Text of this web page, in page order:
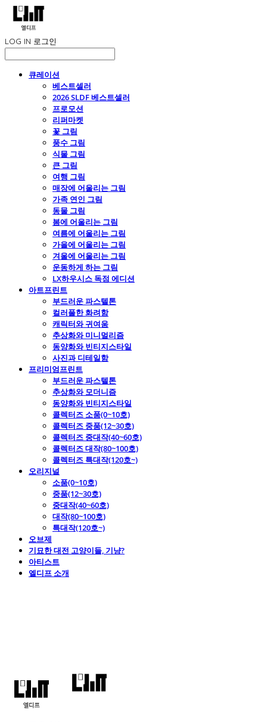
LOG IN 로그인
큐레이션
베스트셀러
2026 SLDF 베스트셀러
프로모션
리퍼마켓
꽃 그림
풍수 그림
식물 그림
큰 그림
여행 그림
매장에 어울리는 그림
가족 연인 그림
동물 그림
봄에 어울리는 그림
여름에 어울리는 그림
가을에 어울리는 그림
겨울에 어울리는 그림
운동하게 하는 그림
LX하우시스 독점 에디션
아트프린트
부드러운 파스텔톤
컬러풀한 화려함
캐릭터와 귀여움
추상화와 미니멀리즘
동양화와 빈티지스타일
사진과 디테일함
프리미엄프린트
부드러운 파스텔톤
추상화와 모더니즘
동양화와 빈티지스타일
콜렉터즈 소품(0~10호)
콜렉터즈 중품(12~30호)
콜렉터즈 중대작(40~60호)
콜렉터즈 대작(80~100호)
콜렉터즈 특대작(120호~)
오리지널
소품(0~10호)
중품(12~30호)
중대작(40~60호)
대작(80~100호)
특대작(120호~)
오브제
기묘한 대전 고양이들, 기냥?
아티스트
엘디프 소개